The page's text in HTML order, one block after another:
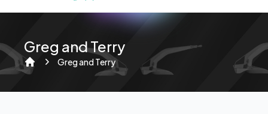
Greg and Terry
Home
Greg and Terry